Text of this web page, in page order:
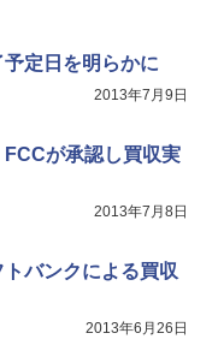
定日を明らかに
2013年7月9日
が承認し買収実
2013年7月8日
バンクによる買収
2013年6月26日